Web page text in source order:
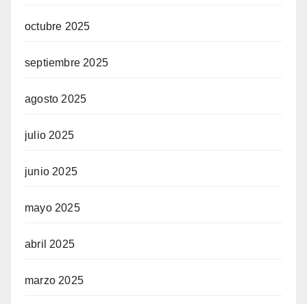
octubre 2025
septiembre 2025
agosto 2025
julio 2025
junio 2025
mayo 2025
abril 2025
marzo 2025